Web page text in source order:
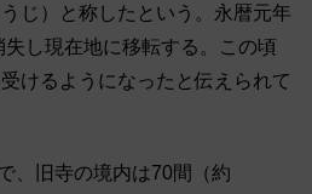
じ）と称したという。永暦元年
失し現在地に移転する。この頃
けるようになったと伝えられて
、旧寺の境内は70間（約